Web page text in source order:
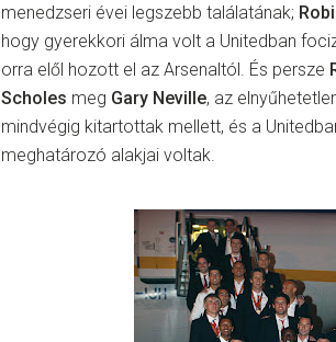
menedzseri évei legszebb találatának;
hogy gyerekkori álma volt a Unitedban
orra elől hozott el az Arsenaltól. És persze
Scholes meg Gary Neville, az
mindvégig kitartottak mellett, és a
meghatározó alakjai voltak.